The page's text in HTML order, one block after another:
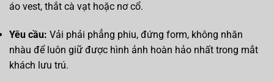
áo vest, thắt cà vạt hoặc nơ cổ.
Yêu cầu: Vải phải phẳng phiu, đứng form, không nhăn
nhàu để luôn giữ được hình ảnh hoàn hảo nhất trong mắt
khách lưu trú.